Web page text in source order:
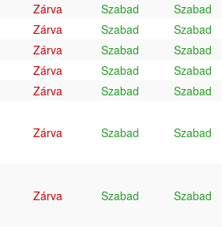
Zárva Szabad
Szabad
Zárva Szabad
Szabad
Zárva Szabad
Szabad
Zárva Szabad
Szabad
Zárva Szabad
Szabad
Zárva Szabad Szabad
Zárva Szabad Szabad